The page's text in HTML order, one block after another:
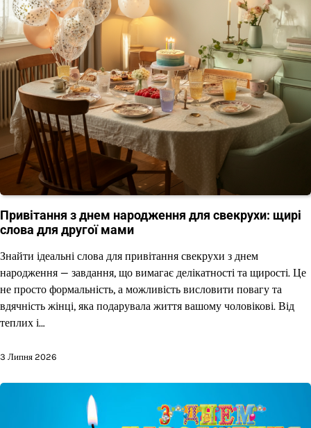
Привітання з днем народження для свекрухи: щирі
слова для другої мами
Знайти ідеальні слова для привітання свекрухи з днем
народження — завдання, що вимагає делікатності та щирості. Це
не просто формальність, а можливість висловити повагу та
вдячність жінці, яка подарувала життя вашому чоловікові. Від
теплих і…
3 Липня 2026